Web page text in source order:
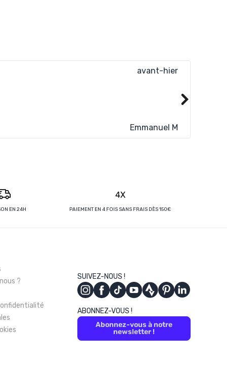
avant-hier
Emmanuel M
EN 24H
4X
PAIEMENT EN 4 FOIS SANS FRAIS DÈS 150€
?
SUIVEZ-NOUS !
ABONNEZ-VOUS !
Abonnez-vous à notre
newsletter !